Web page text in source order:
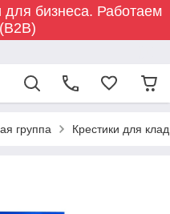
бизнеса. Работаем
группа Крестики для